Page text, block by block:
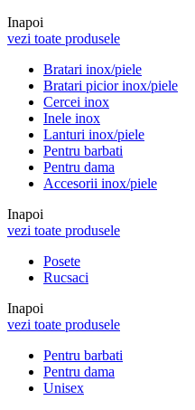
Inapoi
vezi toate produsele
Bratari inox/piele
Bratari picior inox/piele
Cercei inox
Inele inox
Lanturi inox/piele
Pentru barbati
Pentru dama
Accesorii inox/piele
Inapoi
vezi toate produsele
Posete
Rucsaci
Inapoi
vezi toate produsele
Pentru barbati
Pentru dama
Unisex